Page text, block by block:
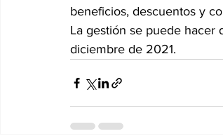
beneficios, descuentos y
La gestión se puede hacer
diciembre de 2021.